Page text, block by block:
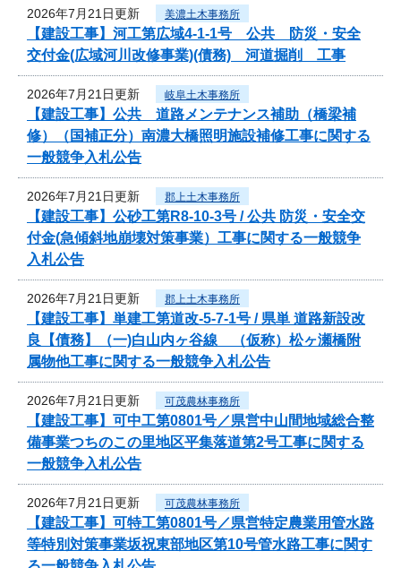
2026年7月21日更新 美濃土木事務所
【建設工事】河工第広域4-1-1号 公共 防災・安全
交付金(広域河川改修事業)(債務) 河道掘削 工事
2026年7月21日更新 岐阜土木事務所
【建設工事】公共 道路メンテナンス補助（橋梁補
修）（国補正分）南濃大橋照明施設補修工事に関する
一般競争入札公告
2026年7月21日更新 郡上土木事務所
【建設工事】公砂工第R8-10-3号 / 公共 防災・安全交
付金(急傾斜地崩壊対策事業）工事に関する一般競争
入札公告
2026年7月21日更新 郡上土木事務所
【建設工事】単建工第道改-5-7-1号 / 県単 道路新設改
良【債務】（一)白山内ヶ谷線 （仮称）松ヶ瀬橋附
属物他工事に関する一般競争入札公告
2026年7月21日更新 可茂農林事務所
【建設工事】可中工第0801号／県営中山間地域総合整
備事業つちのこの里地区平集落道第2号工事に関する
一般競争入札公告
2026年7月21日更新 可茂農林事務所
【建設工事】可特工第0801号／県営特定農業用管水路
等特別対策事業坂祝東部地区第10号管水路工事に関す